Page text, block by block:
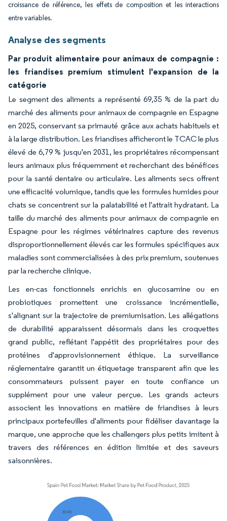
croissance de référence, les effets de composition et les interactions
entre variables.
Analyse des segments
Par produit alimentaire pour animaux de compagnie :
les friandises premium stimulent l'expansion de la
catégorie
Le segment des aliments a représenté 69,35 % de la part du
marché des aliments pour animaux de compagnie en Espagne
en 2025, conservant sa primauté grâce aux achats habituels et
à la large distribution. Les friandises afficheront le TCAC le plus
élevé de 6,79 % jusqu'en 2031, les propriétaires récompensant
leurs animaux plus fréquemment et recherchant des bénéfices
pour la santé dentaire ou articulaire. Les aliments secs offrent
une efficacité volumique, tandis que les formules humides pour
chats se concentrent sur la palatabilité et l'attrait hydratant. La
taille du marché des aliments pour animaux de compagnie en
Espagne pour les régimes vétérinaires capture des revenus
disproportionnellement élevés car les formules spécifiques aux
maladies sont commercialisées à des prix premium, soutenues
par la recherche clinique.
Les en-cas fonctionnels enrichis en glucosamine ou en
probiotiques promettent une croissance incrémentielle,
s'alignant sur la trajectoire de premiumisation. Les allégations
de durabilité apparaissent désormais dans les croquettes
grand public, reflétant l'appétit des propriétaires pour des
protéines d'approvisionnement éthique. La surveillance
réglementaire garantit un étiquetage transparent afin que les
consommateurs puissent payer en toute confiance un
supplément pour une valeur perçue. Les grands acteurs
associent les innovations en matière de friandises à leurs
principaux portefeuilles d'aliments pour fidéliser davantage la
marque, une approche que les challengers plus petits imitent à
travers des références en édition limitée et des saveurs
saisonnières.